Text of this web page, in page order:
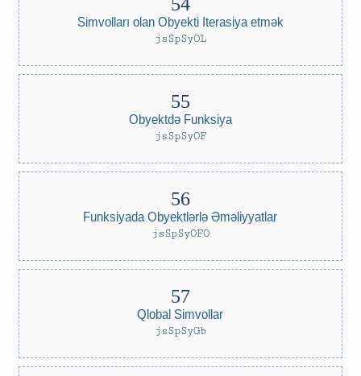
Simvolları olan Obyekti Iterasiya etmək
jsSpSyOL
Obyektdə Funksiya
jsSpSyOF
Funksiyada Obyektlərlə Əməliyyatlar
jsSpSyOFO
Qlobal Simvollar
jsSpSyGb